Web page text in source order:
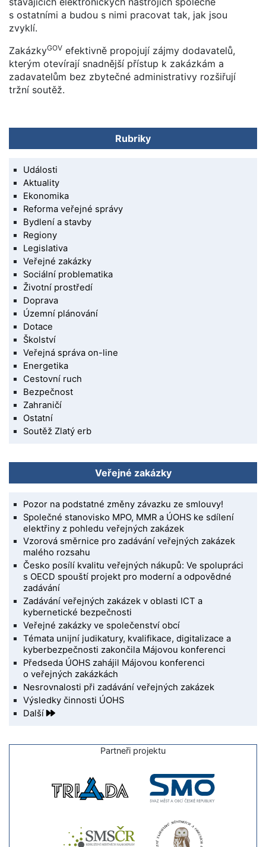
s ostatními a budou s nimi pracovat tak, jak jsou
zvyklí.
ZakázkyGOV efektivně propojují zájmy dodavatelů,
kterým otevírají snadnější přístup k zakázkám a
zadavatelům bez zbytečné administrativy rozšiřují
tržní soutěž.
Rubriky
Události
Aktuality
Ekonomika
Reforma veřejné správy
Bydlení a stavby
Regiony
Legislativa
Veřejné zakázky
Sociální problematika
Životní prostředí
Doprava
Územní plánování
Dotace
Školství
Veřejná správa on-line
Energetika
Cestovní ruch
Bezpečnost
Zahraničí
Ostatní
Soutěž Zlatý erb
Veřejné zakázky
Pozor na podstatné změny závazku ze smlouvy!
Společné stanovisko MPO, MMR a ÚOHS ke sdílení
elektřiny z pohledu veřejných zakázek
Vzorová směrnice pro zadávání veřejných zakázek
malého rozsahu
Česko posílí kvalitu veřejných nákupů: Ve spolupráci
s OECD spouští projekt pro moderní a odpovědné
zadávání
Zadávání veřejných zakázek v oblasti ICT a
kybernetické bezpečnosti
Veřejné zakázky ve společenství obcí
Témata unijní judikatury, kvalifikace, digitalizace a
kyberbezpečnosti zakončila Májovou konferenci
Předseda ÚOHS zahájil Májovou konferenci
o veřejných zakázkách
Nesrovnalosti při zadávání veřejných zakázek
Výsledky činnosti ÚOHS
Další
Partneři projektu